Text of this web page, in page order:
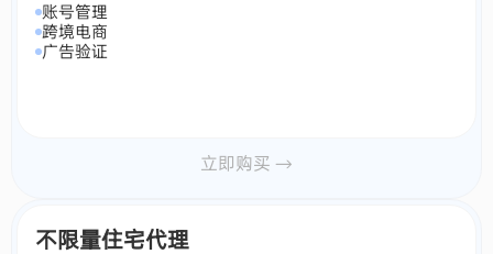
账号管理
跨境电商
广告验证
立即购买 →
不限量住宅代理